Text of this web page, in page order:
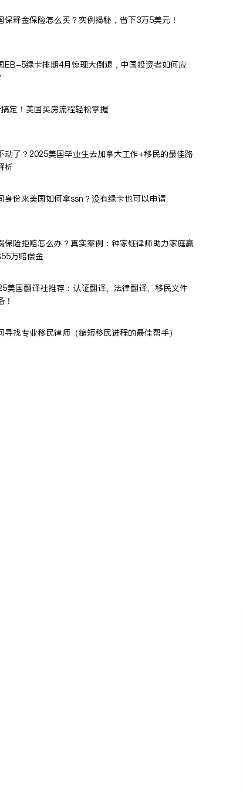
保释金保险怎么买？实例揭秘，省下3万5美元！
EB-5绿卡排期4月惊现大倒退，中国投资者如何应
定！美国买房流程轻松掌握
动了？2025美国毕业生去加拿大工作+移民的最佳路
析
身份来美国如何拿ssn？没有绿卡也可以申请
保险拒赔怎么办？真实案例：钟家钰律师助力家庭赢
万赔偿金
美国翻译社推荐：认证翻译、法律翻译、移民文件
！
寻找专业移民律师（缩短移民进程的最佳帮手）